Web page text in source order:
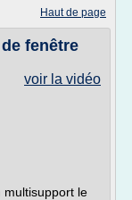
Haut de page
fenêtre
voir la vidéo
multisupport le